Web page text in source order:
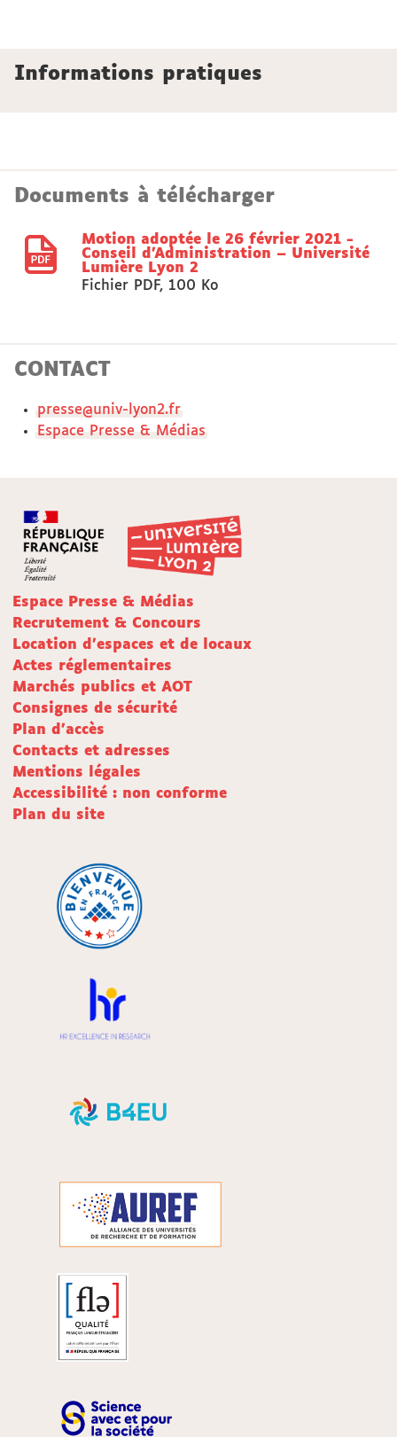
Informations pratiques
Documents à télécharger
Motion adoptée le 26 février 2021 -
Conseil d’Administration – Université
Lumière Lyon 2
Fichier PDF, 100 Ko
CONTACT
presse@univ-lyon2.fr
Espace Presse & Médias
Espace Presse & Médias
Recrutement & Concours
Location d'espaces et de locaux
Actes réglementaires
Marchés publics et AOT
Consignes de sécurité
Plan d'accès
Contacts et adresses
Mentions légales
Accessibilité : non conforme
Plan du site